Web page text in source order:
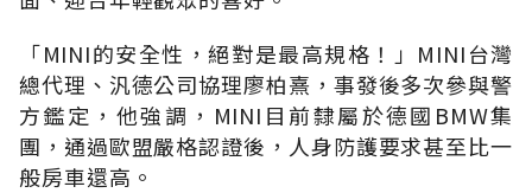
「MINI的安全性，絕對是最高規格！」MINI台灣
總代理、汎德公司協理廖柏熹，事發後多次參與警
方鑑定，他強調，MINI目前隸屬於德國BMW集
團，通過歐盟嚴格認證後，人身防護要求甚至比一
般房車還高。